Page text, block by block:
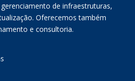
de infraestruturas,
Oferecemos também
e consultoria.